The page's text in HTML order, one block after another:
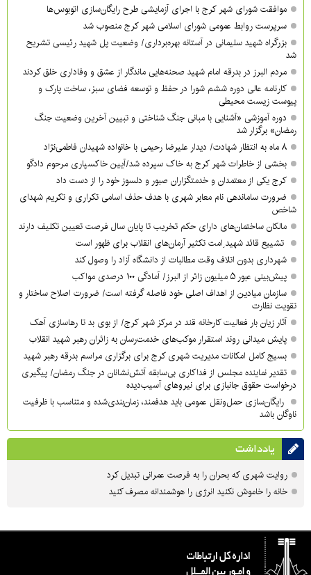
موافقت شورای شهر کرج با اجرای آزمایشی طرح رایگان‌سازی اتوبوس‌ها
سرپرست روابط عمومی شورای اسلامی شهر کرج منصوب شد
بزرگراه شهید سلیمانی در آستانه بهره‌برداری/ وضعیت پل شهید رئیسی تشریح
شد
مردم البرز در بدرقه امام شهید صحنه‌هایی ماندگار از عشق و وفاداری خلق کردند
کارنامه عالی دوره ششم شورا در حفظ و توسعه فضای سبز، ساخت پارک و
پیوست زیست محیطی
دوره آموزشی «آشنایی با مبانی جنگ شناختی و تبیین آخرین وضعیت جنگ
رمضان» برگزار شد
۸ ماه به انتظار شهادت/ دیدار علیرضا رحیمی با خانواده شهیدان فاطمی‌نژاد
بخشی از خاطرات شهر کرج به خاک سپرده شد/آیین خاکسپاری مرحوم دادگو
کرج یکی از معتمدان و خدمتگزاران صبور و دلسوز خود را از دست داد
ضرورت ساماندهی نام‌ معابر شهری با هدف حذف اسامی تکراری و تکریم شهدای
شاخص
مالکان ساختمان‌های دارای حکم تخریب تا پایان سال فرصت تعیین تکلیف دارند
تشییع قائد شهید ِامت تکثیر آرمان‌های انقلاب برای ظهور است
شهرداری بدون اتلاف وقت مطالبات از دانشگاه آزاد را وصول کند
پیش‌بینی عبور ۵ میلیون زائر از البرز/ آمادگی ۱۰۰ درصدی مواکب
سازمان میادین از اهداف اصلی خود فاصله گرفته است/ ضرورت اصلاح ساختار و
تقویت نظارت
آثار زیان بار فعالیت کارخانه قند در مرکز شهر کرج/ از بوی بد تا رهاسازی آهک
پایش میدانی روند استقرار موکب‌های خدمت‌رسان به زائران رهبر شهید انقلاب
بسیج کامل امکانات مدیریت شهری کرج برای برگزاری مراسم بدرقه رهبر شهید
تقدیر نماینده مجلس از فداکاری بی‌سابقه آتش‌نشانان در جنگ رمضان/ پیگیری
درخواست حقوق جانبازی برای نیروهای آسیب‌دیده
رایگان‌سازی حمل‌ونقل عمومی باید هدفمند، زمان‌بندی‌شده و متناسب با ظرفیت
ناوگان باشد
یادداشت
روایت شهری که بحران را به فرصت عمرانی تبدیل کرد
خانه را خاموش نکنید انرژی را هوشمندانه مصرف کنید